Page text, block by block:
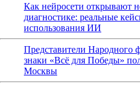
Как нейросети открывают
диагностике: реальные
использования ИИ
Представители Народного
знаки «Всё для Победы»
Москвы